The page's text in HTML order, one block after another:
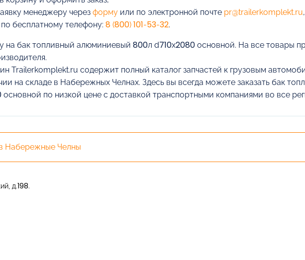
менеджеру через формуили по электронной почте pr@trailerkomplekt.ru,
бесплатному телефону: 8 (800) 101-53-32.
на бак топливный алюминиевый 800л d710х2080 основной. На все товары
Trailerkomplekt.ru содержит полный каталог запчастей к грузовым
на складе в Набережных Челнах. Здесь вы всегда можете заказать бак
основной по низкой цене с доставкой транспортными компаниями во все
Набережные Челны
д.198.